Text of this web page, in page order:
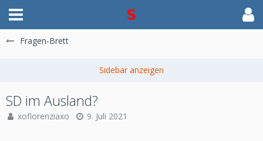
Fragen-Brett
SD im Ausland?
xoflorenziaxo 9. Juli 2021